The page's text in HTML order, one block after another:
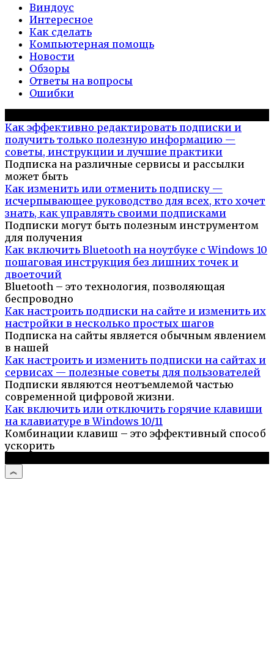
Виндоус
Интересное
Как сделать
Компьютерная помощь
Новости
Обзоры
Ответы на вопросы
Ошибки
Как эффективно редактировать подписки и
получить только полезную информацию —
советы, инструкции и лучшие практики
Подписка на различные сервисы и рассылки
может быть
Как изменить или отменить подписку —
исчерпывающее руководство для всех, кто хочет
знать, как управлять своими подписками
Подписки могут быть полезным инструментом
для получения
Как включить Bluetooth на ноутбуке с Windows 10
пошаговая инструкция без лишних точек и
двоеточий
Bluetooth – это технология, позволяющая
беспроводно
Как настроить подписки на сайте и изменить их
настройки в несколько простых шагов
Подписка на сайты является обычным явлением
в нашей
Как настроить и изменить подписки на сайтах и
сервисах — полезные советы для пользователей
Подписки являются неотъемлемой частью
современной цифровой жизни.
Как включить или отключить горячие клавиши
на клавиатуре в Windows 10/11
Комбинации клавиш – это эффективный способ
ускорить